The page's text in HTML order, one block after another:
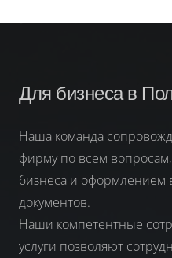
Для бизнеса в
Наша команда
фирму по всем
бизнеса и оформлением
документов.
Наши компетентные
услуги позволяют